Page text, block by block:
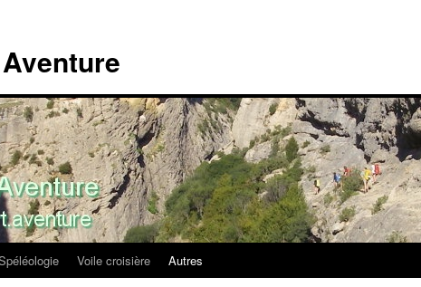
Voile croisière Autres